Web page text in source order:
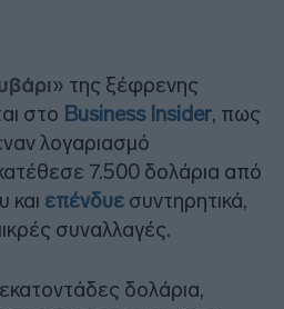
» της ξέφρενης
στο Business Insider, πως
λογαριασμό
7.500 δολάρια από
και επένδυε συντηρητικά,
συναλλαγές.
δολάρια,